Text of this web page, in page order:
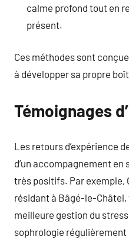
calme profond tout en
présent.
Ces méthodes sont
à développer sa propre
Témoignages
Les retours d’expérience
d’un accompagnement
très positifs. Par exemple,
résidant à Bâgé-le-
meilleure gestion du
sophrologie régulièrement